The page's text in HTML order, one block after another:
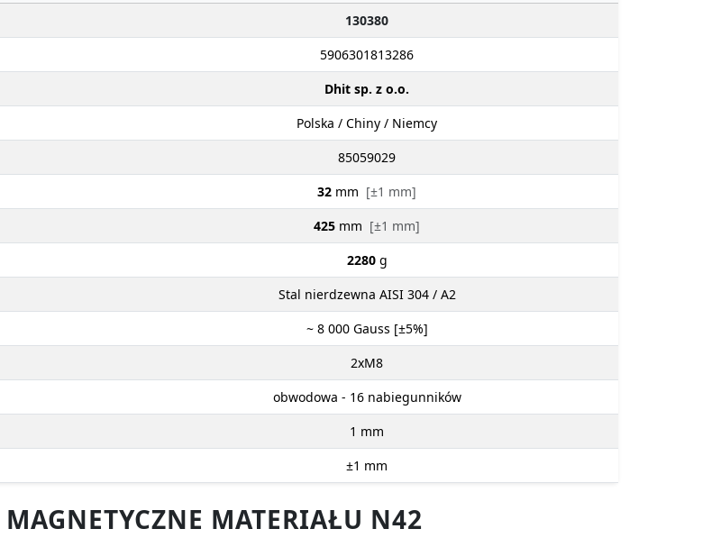
130380
5906301813286
Dhit sp. z o.o.
Polska / Chiny / Niemcy
85059029
32 mm [±1 mm]
425 mm [±1 mm]
2280 g
Stal nierdzewna AISI 304 / A2
~ 8 000 Gauss [±5%]
2xM8
obwodowa - 16 nabiegunników
1 mm
±1 mm
MATERIAŁU N42